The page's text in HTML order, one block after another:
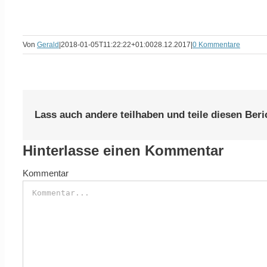
Von Gerald 2018-01-05T11:22:22+01:0028.12.2017 0 Kommentare
Lass auch andere teilhaben und teile diesen
Hinterlasse einen Kommentar
Kommentar